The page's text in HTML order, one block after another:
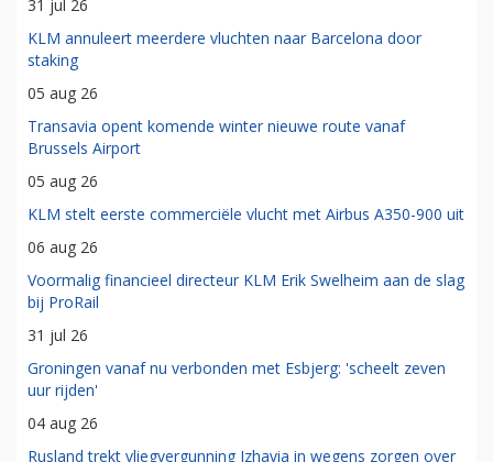
31 jul 26
KLM annuleert meerdere vluchten naar Barcelona door
staking
05 aug 26
Transavia opent komende winter nieuwe route vanaf
Brussels Airport
05 aug 26
KLM stelt eerste commerciële vlucht met Airbus A350-900 uit
06 aug 26
Voormalig financieel directeur KLM Erik Swelheim aan de slag
bij ProRail
31 jul 26
Groningen vanaf nu verbonden met Esbjerg: 'scheelt zeven
uur rijden'
04 aug 26
Rusland trekt vliegvergunning Izhavia in wegens zorgen over